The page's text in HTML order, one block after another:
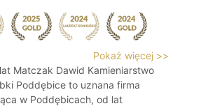
Pokaż więcej >>
Matczak Dawid Kamieniarstwo
Poddębice to uznana firma
w Poddębicach, od lat